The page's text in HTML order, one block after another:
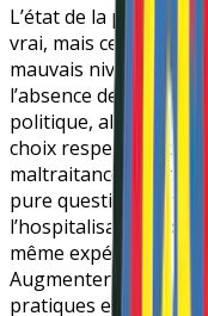
L’état de la
vrai, mais ce qui nous
mauvais niveau de
l’absence de volonté
politique, alors que
choix respectueux
maltraitance
pure question de
l’hospitalisation,
même
Augmenter les
pratiques et faire